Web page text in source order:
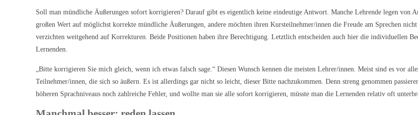
Soll man mündliche Äußerungen sofort korrigieren? Darauf gibt es eigentlich keine eindeutige Antwort. Manche Lehrende legen von
großen Wert auf möglichst korrekte mündliche Äußerungen, andere möchten ihren Kursteilnehmer/innen die Freude am Sprechen
verzichten weitgehend auf Korrekturen. Beide Positionen haben ihre Berechtigung. Letztlich entscheiden auch hier die individuellen
Lernenden.
„Bitte korrigieren Sie mich gleich, wenn ich etwas falsch sage.“ Diesen Wunsch kennen die meisten Lehrer/innen. Meist sind es vor
Teilnehmer/innen, die sich so äußern. Es ist allerdings gar nicht so leicht, dieser Bitte nachzukommen. Denn streng genommen
höheren Sprachniveaus noch zahlreiche Fehler, und wollte man sie alle sofort korrigieren, müsste man die Lernenden relativ oft